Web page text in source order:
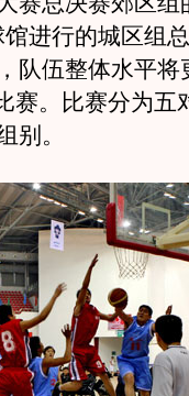
进行的城区组
队伍整体水平将
赛。比赛分为五
别。